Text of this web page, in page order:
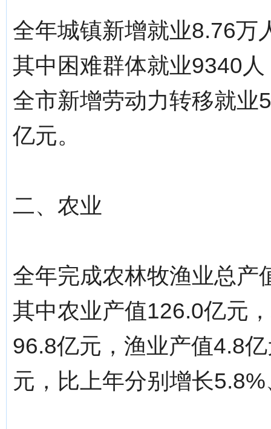
全年城镇新增就业8.76万
其中困难群体就业9340
全市新增劳动力转移就业
亿元。
二、农业
全年完成农林牧渔业总产
其中农业产值126.0亿元
96.8亿元，渔业产值4.8
元，比上年分别增长